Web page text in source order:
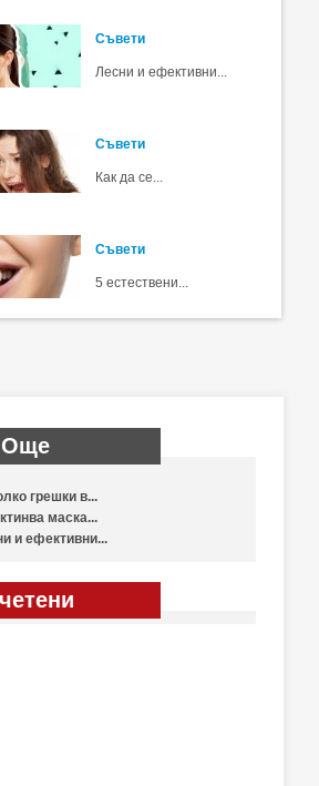
Съвети
Лесни и ефективни...
Съвети
Как да се...
Съвети
5 естествени...
грешки в...
маска...
и ефективни...